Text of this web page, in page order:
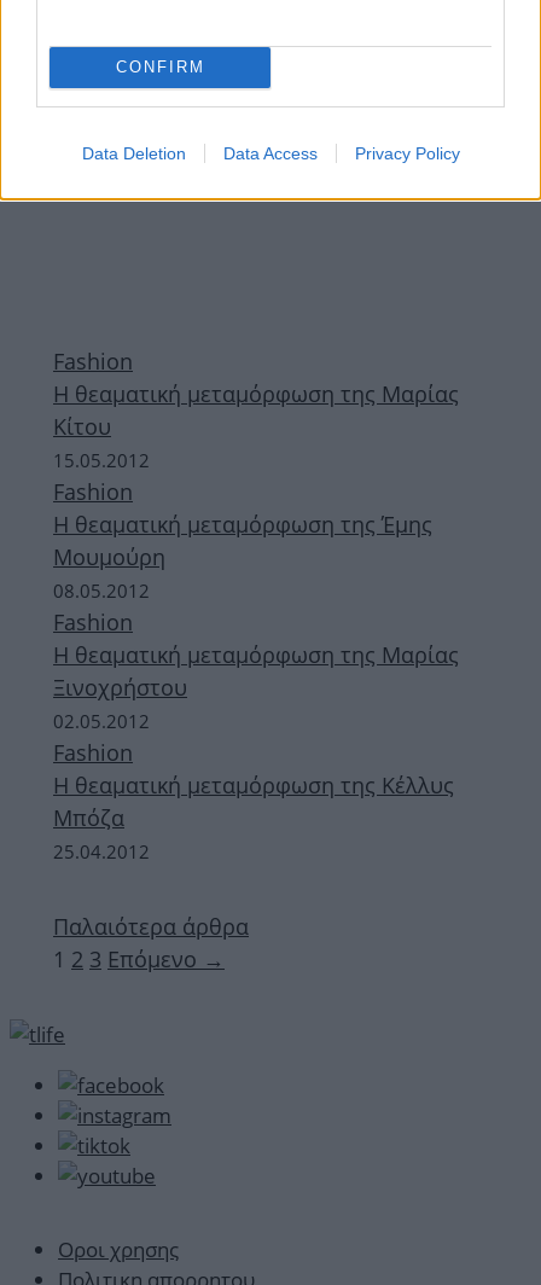
CONFIRM
Data Deletion Data Access Privacy Policy
Fashion
Η θεαματική μεταμόρφωση της Μαρίας
Κίτου
15.05.2012
Fashion
Η θεαματική μεταμόρφωση της Έμης
Μουμούρη
08.05.2012
Fashion
Η θεαματική μεταμόρφωση της Μαρίας
Ξινοχρήστου
02.05.2012
Fashion
Η θεαματική μεταμόρφωση της Κέλλυς
Μπόζα
25.04.2012
Παλαιότερα άρθρα
Σελίδα
1 Σελίδα
2 Σελίδα
3 Επόμενο →
Οροι χρησης